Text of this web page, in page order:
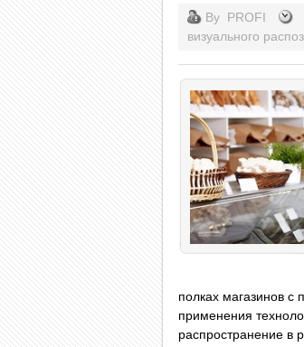
By PROFI
визуального
полках магазинов с
применения
распространение в